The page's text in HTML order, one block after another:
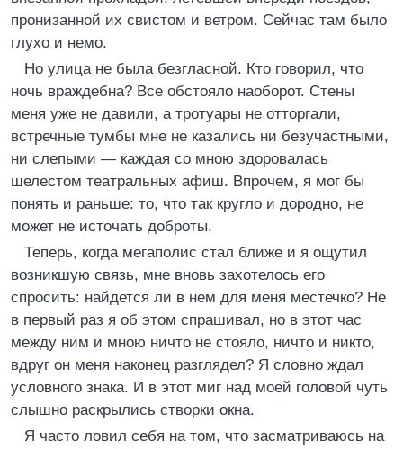
пронизанной их свистом и ветром. Сейчас там было
глухо и немо.
Но улица не была безгласной. Кто говорил, что
ночь враждебна? Все обстояло наоборот. Стены
меня уже не давили, а тротуары не отторгали,
встречные тумбы мне не казались ни безучастными,
ни слепыми — каждая со мною здоровалась
шелестом театральных афиш. Впрочем, я мог бы
понять и раньше: то, что так кругло и дородно, не
может не источать доброты.
Теперь, когда мегаполис стал ближе и я ощутил
возникшую связь, мне вновь захотелось его
спросить: найдется ли в нем для меня местечко? Не
в первый раз я об этом спрашивал, но в этот час
между ним и мною ничто не стояло, ничто и никто,
вдруг он меня наконец разглядел? Я словно ждал
условного знака. И в этот миг над моей головой чуть
слышно раскрылись створки окна.
Я часто ловил себя на том, что засматриваюсь на